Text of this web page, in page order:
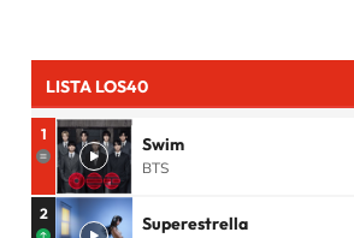
LISTA LOS40
1 Swim
BTS
2 Superestrella